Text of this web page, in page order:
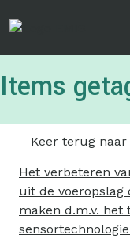
Items
Keer terug
Het verbeteren
uit de
maken d.m.v. het